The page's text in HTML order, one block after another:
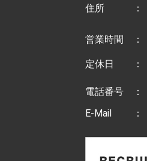
住所 ：
営業時間
：
定休日 ：
電話番号
：
E-Mail ：